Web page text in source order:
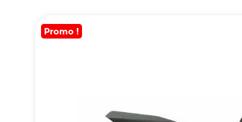
Promo !